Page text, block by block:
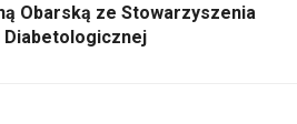
Obarską ze Stowarzyszenia
Diabetologicznej